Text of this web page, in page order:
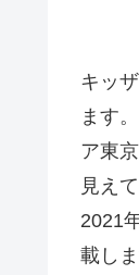
キッ
ます
ア東
見え
2021
載しま